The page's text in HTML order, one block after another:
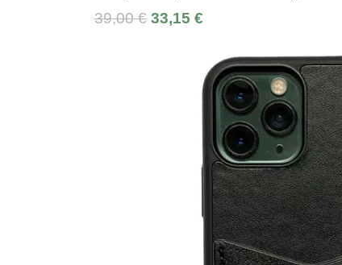
39,00 € 33,15 €